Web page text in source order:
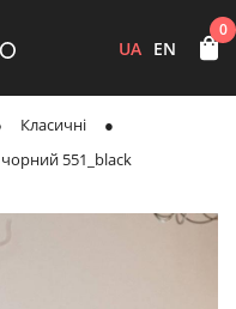
UA EN
0
Класичні
551_black